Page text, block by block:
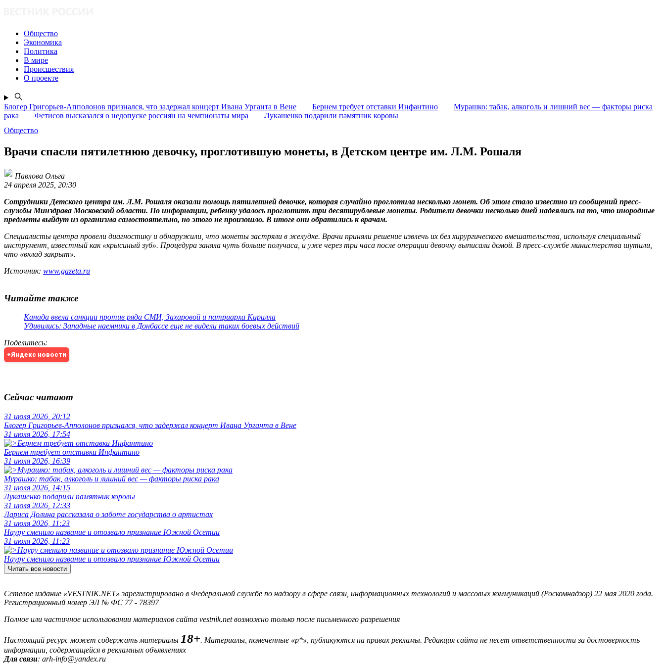
Общество
Экономика
Политика
В мире
Происшествия
О проекте
Блогер Григорьев-Апполонов признался, что задержал концерт Ивана Урганта в Вене Бернем требует отставки Инфантино
Мурашко: табак, алкоголь и лишний вес — факторы риска
рака
Фетисов высказался о недопуске россиян на чемпионаты мира
Лукашенко подарили памятник коровы
Общество
Врачи спасли пятилетнюю девочку, проглотившую монеты, в Детском центре им. Л.М. Рошаля
Павлова Ольга
24 апреля 2025, 20:30
Сотрудники Детского центра им. Л.М. Рошаля оказали помощь пятилетней девочке, которая случайно проглотила несколько монет. Об этом стало известно из сообщений пресс-
службы Минздрава Московской области. По информации, ребенку удалось проглотить три десятирублевые монеты. Родители девочки несколько дней надеялись на то, что инородные
предметы выйдут из организма самостоятельно, но этого не произошло. В итоге они обратились к врачам.
Специалисты центра провели диагностику и обнаружили, что монеты застряли в желудке. Врачи приняли решение извлечь их без хирургического вмешательства, используя специальный
инструмент, известный как «крысиный зуб». Процедура заняла чуть больше получаса, и уже через три часа после операции девочку выписали домой. В пресс-службе министерства шутили,
что «вклад закрыт».
Источник: www.gazeta.ru
Читайте также
Канада ввела санкции против ряда СМИ, Захаровой и патриарха Кирилла
Удивились: Западные наемники в Донбассе еще не видели таких боевых действий
Поделитесь:
+Яндекс новости
Сейчас читают
31 июля 2026, 20:12
Блогер Григорьев-Апполонов признался, что задержал концерт Ивана Урганта в Вене
31 июля 2026, 17:54
Бернем требует отставки Инфантино
31 июля 2026, 16:39
Мурашко: табак, алкоголь и лишний вес — факторы риска рака
31 июля 2026, 14:15
Лукашенко подарили памятник коровы
31 июля 2026, 12:33
Лариса Долина рассказала о заботе государства о артистах
31 июля 2026, 11:23
Науру сменило название и отозвало признание Южной Осетии
31 июля 2026, 11:23
Науру сменило название и отозвало признание Южной Осетии
Читать все новости
Сетевое издание «VESTNIK.NET» зарегистрировано в Федеральной службе по надзору в сфере связи, информационных технологий и массовых коммуникаций (Роскомнадзор) 22 мая 2020 года.
Регистрационный номер ЭЛ № ФС 77 - 78397
Полное или частичное использовании материалов сайта vestnik.net возможно только после письменного разрешения
Настоящий ресурс может содержать материалы 18+. Материалы, помеченные «р*», публикуются на правах рекламы. Редакция сайта не несет ответственности за достоверность
информации, содержащейся в рекламных объявлениях
Для связи: arh-info@yandex.ru